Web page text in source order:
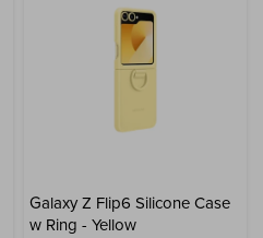
Galaxy Z Flip6 Silicone Case
w Ring - Yellow